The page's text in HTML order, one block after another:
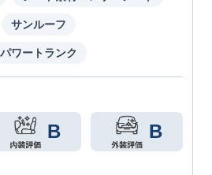
サンルーフ
パワートランク
B B